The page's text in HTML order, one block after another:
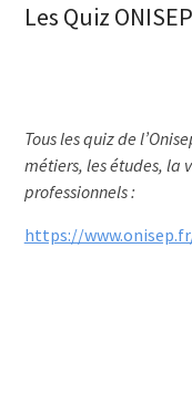
Les Quiz ONISEP
Tous les quiz de
métiers, les études, la
professionnels :
https://